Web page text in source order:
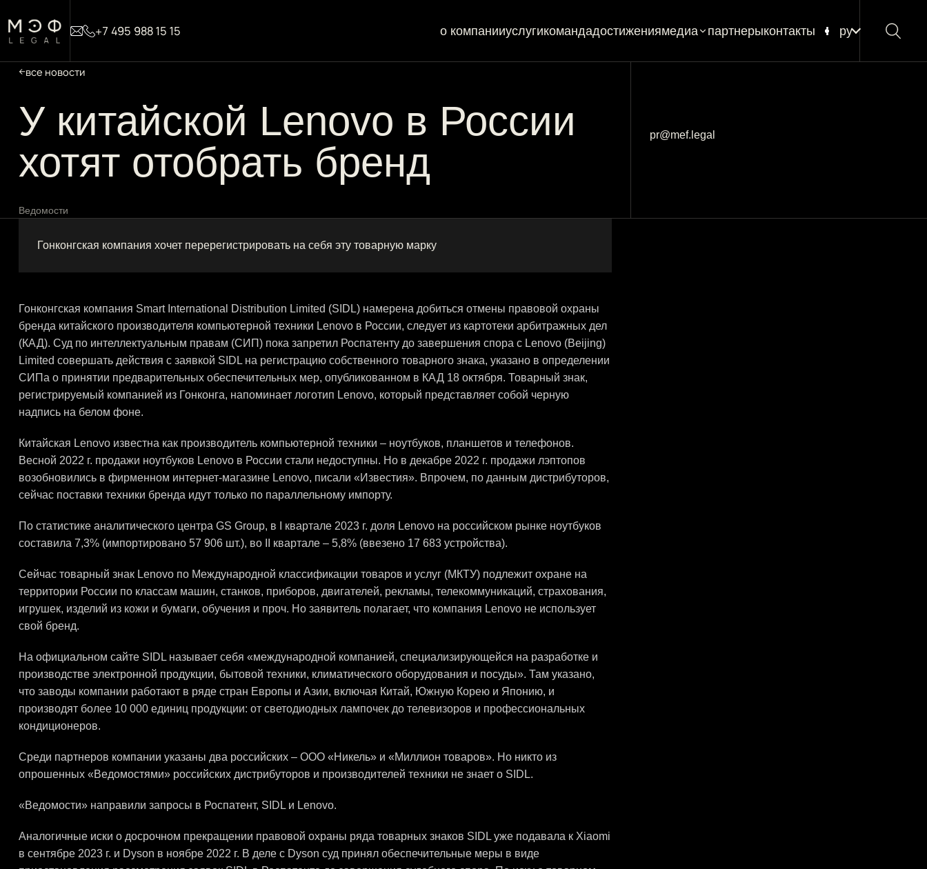
+7 495 988 15 15 о компанииуслугикомандадостижениямедиа
новости
партнерыконтакты ру
все новости
У китайской Lenovo в России
хотят отобрать бренд
Ведомости
pr@mef.legal
Гонконгская компания хочет перерегистрировать на себя эту товарную марку
Гонконгская компания Smart International Distribution Limited (SIDL) намерена добиться отмены правовой охраны
бренда китайского производителя компьютерной техники Lenovo в России, следует из картотеки арбитражных дел
(КАД). Суд по интеллектуальным правам (СИП) пока запретил Роспатенту до завершения спора с Lenovo (Beijing)
Limited совершать действия с заявкой SIDL на регистрацию собственного товарного знака, указано в определении
СИПа о принятии предварительных обеспечительных мер, опубликованном в КАД 18 октября. Товарный знак,
регистрируемый компанией из Гонконга, напоминает логотип Lenovo, который представляет собой черную
надпись на белом фоне.
Китайская Lenovo известна как производитель компьютерной техники – ноутбуков, планшетов и телефонов.
Весной 2022 г. продажи ноутбуков Lenovo в России стали недоступны. Но в декабре 2022 г. продажи лэптопов
возобновились в фирменном интернет-магазине Lenovo, писали «Известия». Впрочем, по данным дистрибуторов,
сейчас поставки техники бренда идут только по параллельному импорту.
По статистике аналитического центра GS Group, в I квартале 2023 г. доля Lenovo на российском рынке ноутбуков
составила 7,3% (импортировано 57 906 шт.), во II квартале – 5,8% (ввезено 17 683 устройства).
Сейчас товарный знак Lenovo по Международной классификации товаров и услуг (МКТУ) подлежит охране на
территории России по классам машин, станков, приборов, двигателей, рекламы, телекоммуникаций, страхования,
игрушек, изделий из кожи и бумаги, обучения и проч. Но заявитель полагает, что компания Lenovo не использует
свой бренд.
На официальном сайте SIDL называет себя «международной компанией, специализирующейся на разработке и
производстве электронной продукции, бытовой техники, климатического оборудования и посуды». Там указано,
что заводы компании работают в ряде стран Европы и Азии, включая Китай, Южную Корею и Японию, и
производят более 10 000 единиц продукции: от светодиодных лампочек до телевизоров и профессиональных
кондиционеров.
Среди партнеров компании указаны два российских – ООО «Никель» и «Миллион товаров». Но никто из
опрошенных «Ведомостями» российских дистрибуторов и производителей техники не знает о SIDL.
«Ведомости» направили запросы в Роспатент, SIDL и Lenovo.
Аналогичные иски о досрочном прекращении правовой охраны ряда товарных знаков SIDL уже подавала к Xiaomi
в сентябре 2023 г. и Dyson в ноябре 2022 г. В деле с Dyson суд принял обеспечительные меры в виде